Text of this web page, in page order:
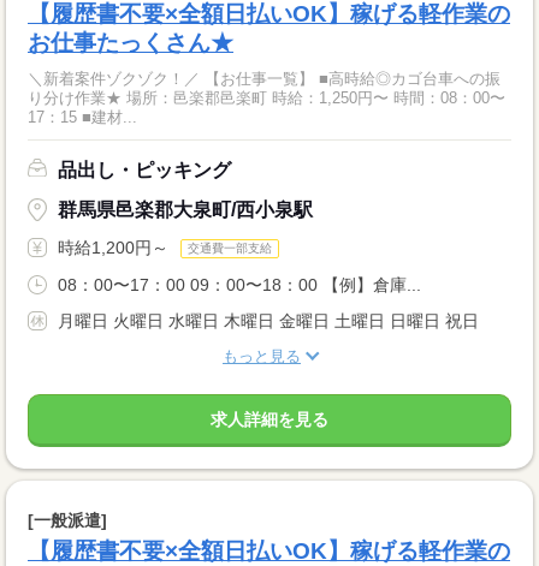
【履歴書不要×全額日払いOK】稼げる軽作業の
お仕事たっくさん★
＼新着案件ゾクゾク！／ 【お仕事一覧】 ■高時給◎カゴ台車への振
り分け作業★ 場所：邑楽郡邑楽町 時給：1,250円〜 時間：08：00〜
17：15 ■建材...
品出し・ピッキング
群馬県邑楽郡大泉町/西小泉駅
時給1,200円～ 交通費一部支給
08：00〜17：00 09：00〜18：00 【例】倉庫...
月曜日 火曜日 水曜日 木曜日 金曜日 土曜日 日曜日 祝日
もっと見る
求人詳細を見る
[一般派遣]
【履歴書不要×全額日払いOK】稼げる軽作業の